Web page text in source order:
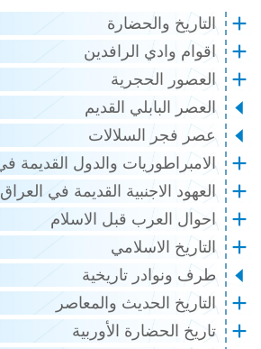
التاريخ والحضارة
اقوام وادي الرافدين
العصور الحجرية
العصر البابلي القديم
عصر فجر السلالات
الامبراطوريات والدول القديمة
العهود الاجنبية القديمة في العراق
احوال العرب قبل الاسلام
التاريخ الاسلامي
طرف ونوادر تاريخية
التاريخ الحديث والمعاصر
تاريخ الحضارة الأوربية